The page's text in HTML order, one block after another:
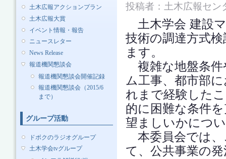
土木広報アクションプラン
土木広報大賞
イベント情報・報告
ニュースレター
News Release
報道機関懇談会
報道機関懇談会開催記録
報道機関懇談会（2015/6
まで）
グループ活動
ドボクのラジオグループ
土木学会tvグループ
投稿者： 土木広報セン
土木学会 建設
技術の調達方式
ます。
複雑な地盤条件
ム工事、都市部
れまで経験した
的に困難な条件
望ましいかにつ
本委員会では、
て、公共事業の